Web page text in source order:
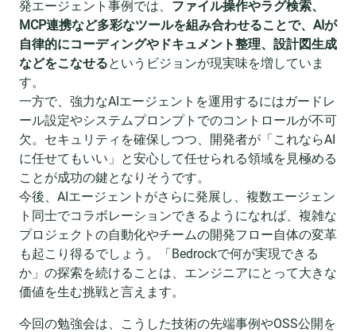
発エージェント事例では、 ファイル操作やラグ検索、
MCP連携など多彩なツールを組み合わせることで、AIが
自律的にコーディングやドキュメント整理、設計図生成
などをこなせるというビジョンが現実味を増していま
す。
一方で、強力なAIエージェントを運用するにはガードレ
ール設定やシステムプロンプトでのコントロールが不可
欠。セキュリティを確保しつつ、開発者が「これならAI
に任せてもいい」と安心して任せられる領域を見極める
ことが成功の鍵となりそうです。
今後、AIエージェントがさらに発展し、複数エージェン
ト同士でコラボレーションできるようになれば、複雑な
プロジェクトの自動化やチームの開発フロー自体の変革
も起こり得るでしょう。「Bedrockで何が実現できる
か」の探索を続けることは、エンジニアにとって大きな
価値を生む挑戦と言えます。
今回の勉強会は、こうした技術の先端事例やOSS公開を